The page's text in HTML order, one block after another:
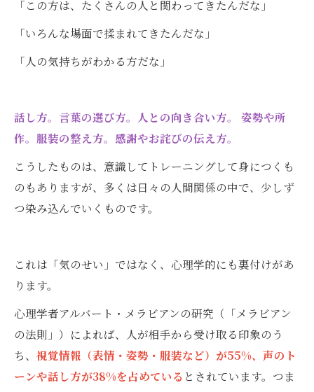
「この方は、たくさんの人と関わってきたんだな」
「いろんな場面で揉まれてきたんだな」
「人の気持ちがわかる方だな」
話し方。言葉の選び方。人との向き合い方。 姿勢や所
作。服装の整え方。感謝やお詫びの伝え方。
こうしたものは、意識してトレーニングして身につくも
のもありますが、多くは日々の人間関係の中で、少しず
つ染み込んでいくものです。
これは「気のせい」ではなく、心理学的にも裏付けがあ
ります。
心理学者アルバート・メラビアンの研究（「メラビアン
の法則」）によれば、人が相手から受け取る印象のう
ち、 視覚情報（表情・姿勢・服装など）が55%、声のト
ーンや話し方が38%を占めている とされています。つま